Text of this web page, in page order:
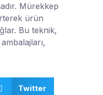
Mürekkep
ürün
Bu teknik,
Twitter